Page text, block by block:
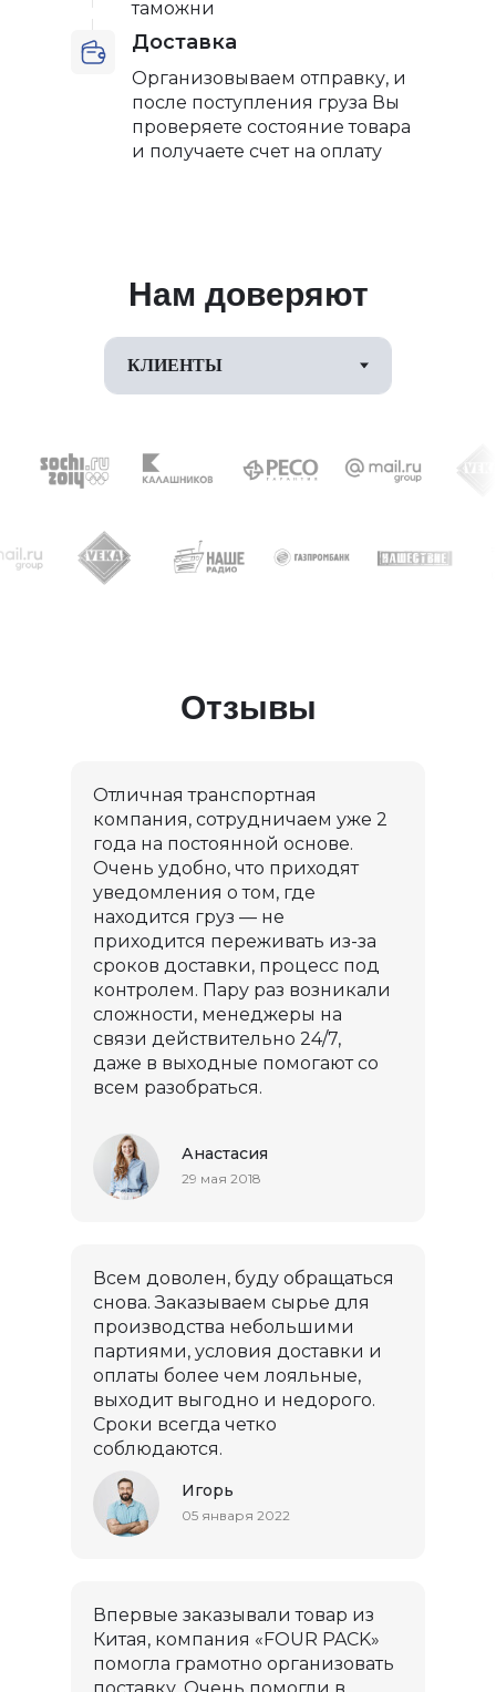
таможни
Доставка
Организовываем отправку, и
после поступления груза Вы
проверяете состояние товара
и получаете счет на оплату
Нам доверяют
Отзывы
Отличная транспортная
компания, сотрудничаем уже 2
года на постоянной основе.
Очень удобно, что приходят
уведомления о том, где
находится груз — не
приходится переживать из-за
сроков доставки, процесс под
контролем. Пару раз возникали
сложности, менеджеры на
связи действительно 24/7,
даже в выходные помогают со
всем разобраться.
Анастасия
29 мая 2018
Всем доволен, буду обращаться
снова. Заказываем сырье для
производства небольшими
партиями, условия доставки и
оплаты более чем лояльные,
выходит выгодно и недорого.
Сроки всегда четко
соблюдаются.
Игорь
05 января 2022
Впервые заказывали товар из
Китая, компания «FOUR PACK»
помогла грамотно организовать